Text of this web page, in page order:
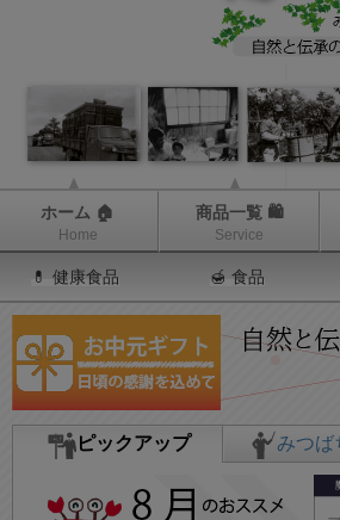
ホーム 🏠
Home
商品一覧 🛍
Service